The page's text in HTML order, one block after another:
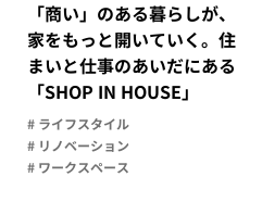
「商い」の​ある​暮らしが、​
家を​もっと​開いていく。​住
まいと​仕事の​あいだに​ある​
「SHOP IN HOUSE」
# ライフスタイル
# リノベーション
# ワークスペース